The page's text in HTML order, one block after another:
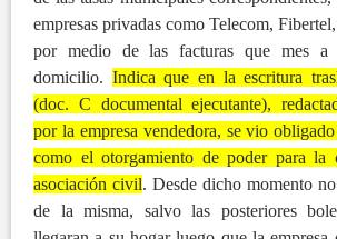
empresas privadas como Telecom,
por medio de las facturas que mes a
domicilio. Indica que en la escritura
(doc. C documental ejecutante),
por la empresa vendedora, se vio
como el otorgamiento de poder para la
asociación civil. Desde dicho momento
de la misma, salvo las posteriores